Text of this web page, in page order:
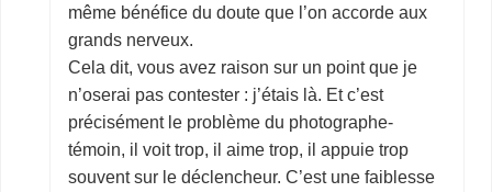
même bénéfice du doute que l’on accorde aux
grands nerveux.
Cela dit, vous avez raison sur un point que je
n’oserai pas contester : j’étais là. Et c’est
précisément le problème du photographe-
témoin, il voit trop, il aime trop, il appuie trop
souvent sur le déclencheur. C’est une faiblesse